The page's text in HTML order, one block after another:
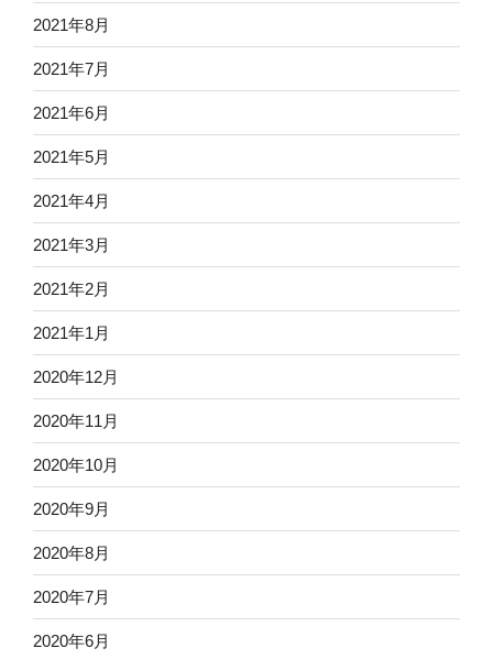
2021年8月
2021年7月
2021年6月
2021年5月
2021年4月
2021年3月
2021年2月
2021年1月
2020年12月
2020年11月
2020年10月
2020年9月
2020年8月
2020年7月
2020年6月